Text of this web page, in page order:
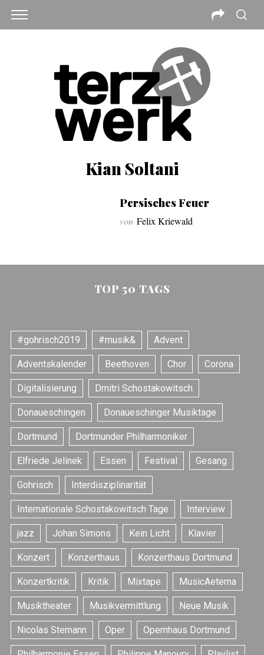
Kian Soltani
Persisches Feuer
von Felix Kriewald
TOP 50 TAGS
#gohrisch2019 #musik& Advent
Adventskalender Beethoven Chor Corona
Digitalisierung Dmitri Schostakowitsch
Donaueschingen Donaueschinger Musiktage
Dortmund Dortmunder Philharmoniker
Elfriede Jelinek Essen Festival Gesang
Gohrisch Interdisziplinarität
Internationale Schostakowitsch Tage Interview
jazz Johan Simons Kein Licht Klavier
Konzert Konzerthaus Konzerthaus Dortmund
Konzertkritik Kritik Mixtape MusicAeterna
Musiktheater Musikvermittlung Neue Musik
Nicolas Stemann Oper Opernhaus Dortmund
S
e
a
r